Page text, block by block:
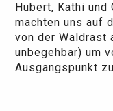
Hubert, Kathi und
machten uns auf
von der Waldrast
unbegehbar) um
Ausgangspunkt